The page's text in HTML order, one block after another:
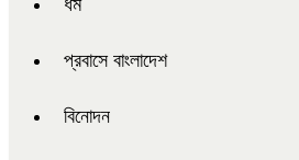
ধর্ম
প্রবাসে বাংলাদেশ
বিনোদন